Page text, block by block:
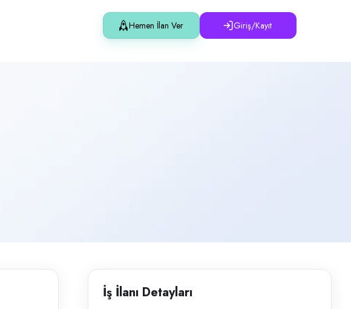
Hemen İlan Ver Giriş/Kayıt
İş İlanı Detayları